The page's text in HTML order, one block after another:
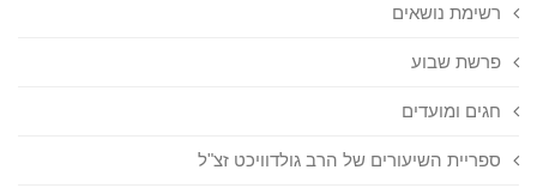
רשימת נושאים
פרשת שבוע
חגים ומועדים
ספריית השיעורים של הרב גולדוויכט זצ"ל